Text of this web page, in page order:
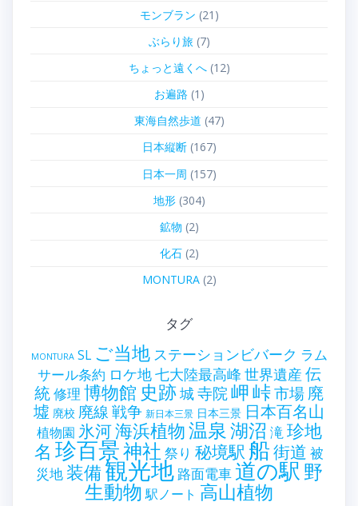
モンブラン (21)
ぶらり旅(7)
ちょっと遠くへ(12)
お遍路 (1)
東海自然歩道 (47)
日本縦断(167)
日本一周 (157)
地形(304)
鉱物 (2)
化石(2)
MONTURA(2)
タグ
MONTURA SL ご当地 ステーションビバーク ラム
サール条約 ロケ地七大陸最高峰 世界遺産 伝
統修理 博物館 史跡城寺院岬峠市場 廃
墟 廃校 廃線戦争 新日本三景 日本三景 日本百名山
植物園 氷河海浜植物温泉湖沼 滝珍地
名 珍百景神社 祭り 秘境駅 船街道 被
災地装備観光地 路面電車道の駅 野
生動物 駅ノート 高山植物